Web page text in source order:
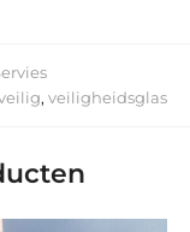
, veiligheidsglas